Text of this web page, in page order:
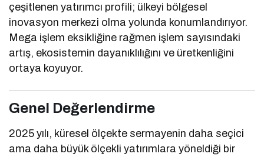
çeşitlenen yatırımcı profili; ülkeyi bölgesel
inovasyon merkezi olma yolunda konumlandırıyor.
Mega işlem eksikliğine rağmen işlem sayısındaki
artış, ekosistemin dayanıklılığını ve üretkenliğini
ortaya koyuyor.
Genel Değerlendirme
2025 yılı, küresel ölçekte sermayenin daha seçici
ama daha büyük ölçekli yatırımlara yöneldiği bir